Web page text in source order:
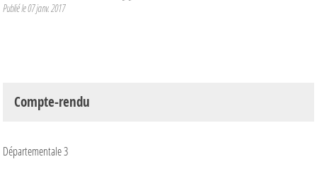
Publié le07 janv. 2017
Compte-rendu
Départementale 3